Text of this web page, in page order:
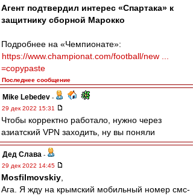
Агент подтвердил интерес «Спартака» к
защитнику сборной Марокко
Подробнее на «Чемпионате»:
https://www.championat.com/football/new ...
=copypaste
Последнее сообщение
Mike Lebedev -
29 дек 2022 15:31
Чтобы корректно работало, нужно через
азиатский VPN заходить, ну вы поняли
Дед Слава -
29 дек 2022 14:45
Mosfilmovskiy
Ага. Я жду на крымский мобильный номер смс-